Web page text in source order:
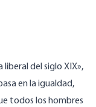
liberal del siglo XIX»,
en la igualdad,
todos los hombres